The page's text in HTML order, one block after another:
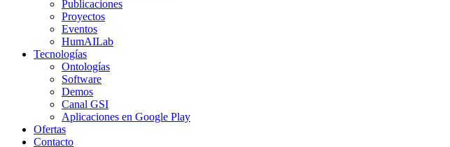
Publicaciones
Proyectos
Eventos
HumAILab
Tecnologías
Ontologías
Software
Demos
Canal GSI
Aplicaciones en Google Play
Ofertas
Contacto